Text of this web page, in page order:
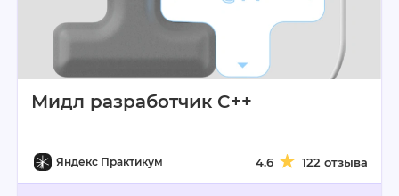
Мидл разработчик C++
Яндекс Практикум 4.6 122 отзыва